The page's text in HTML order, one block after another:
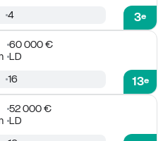
3e
4
60 000 €
LD
13e
16
52 000 €
LD